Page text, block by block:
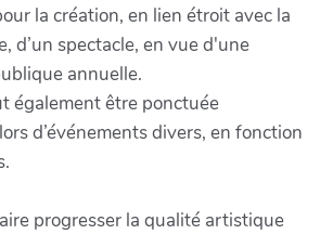
la création, en lien étroit avec la
d’un spectacle, en vue d'une
annuelle.
également être ponctuée
d’événements divers, en fonction
progresser la qualité artistique